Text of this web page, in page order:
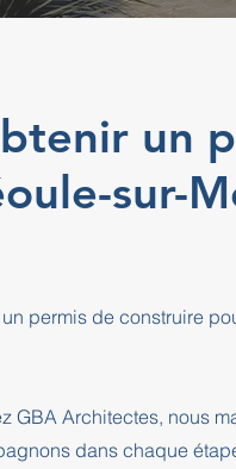
un
sur-
permis de construire
GBA Architectes, nous
dans chaque